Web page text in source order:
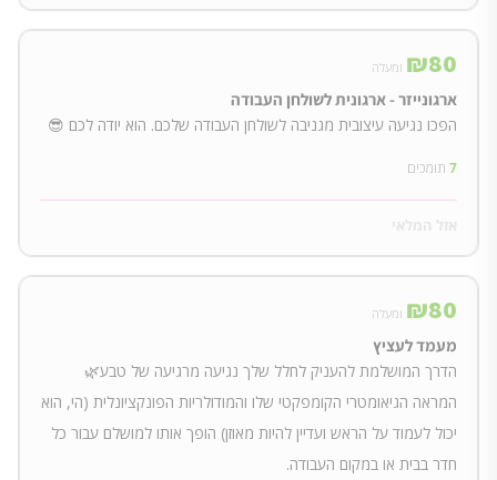
₪80 ומעלה
ארגונייזר - ארגונית לשולחן העבודה
הפכו נגיעה עיצובית מגניבה לשולחן העבודה שלכם. הוא יודה לכם 😎
7 תומכים
₪80 ומעלה
מעמד לעציץ
הדרך המושלמת להעניק לחלל שלך נגיעה מרגיעה של טבע🌿
המראה הגיאומטרי הקומפקטי שלו והמודולריות הפונקציונלית (הי, הוא
יכול לעמוד על הראש ועדיין להיות מאוזן) הופך אותו למושלם עבור כל
חדר בבית או במקום העבודה.